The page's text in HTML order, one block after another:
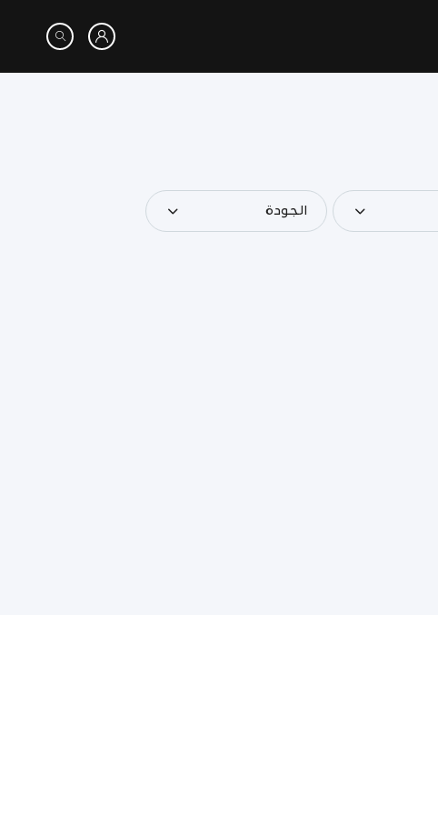
الجودة